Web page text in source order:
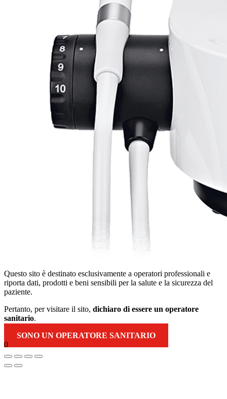
Questo sito è destinato esclusivamente a operatori professionali e
riporta dati, prodotti e beni sensibili per la salute e la sicurezza del
paziente.
Pertanto, per visitare il sito, dichiaro di essere un operatore
sanitario.
SONO UN OPERATORE SANITARIO
0
Torna
in